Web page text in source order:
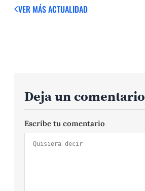
VER MÁSACTUALIDAD
Deja un comentario
Escribe tu comentario